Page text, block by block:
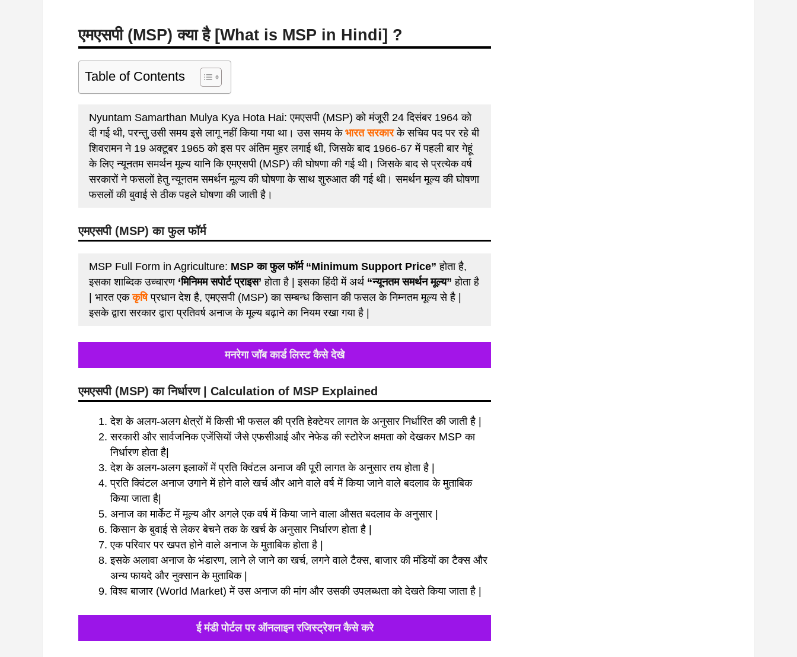
एमएसपी (MSP) क्या है [What is MSP in Hindi] ?
Table of Contents
Nyuntam Samarthan Mulya Kya Hota Hai: एमएसपी (MSP) को मंजूरी 24 दिसंबर 1964 को
दी गई थी, परन्तु उसी समय इसे लागू नहीं किया गया था। उस समय के भारत सरकारके सचिव पद पर रहे बी
शिवरामन ने 19 अक्टूबर 1965 को इस पर अंतिम मुहर लगाई थी, जिसके बाद 1966-67 में पहली बार गेहूं
के लिए न्यूनतम समर्थन मूल्य यानि कि एमएसपी (MSP) की घोषणा की गई थी। जिसके बाद से प्रत्येक वर्ष
सरकारों ने फसलों हेतु न्यूनतम समर्थन मूल्य की घोषणा के साथ शुरुआत की गई थी। समर्थन मूल्य की घोषणा
फसलों की बुवाई से ठीक पहले घोषणा की जाती है।
एमएसपी (MSP)का फुल फॉर्म
MSP Full Form in Agriculture: MSP का फुल फॉर्म “Minimum Support Price” होता है,
इसका शाब्दिक उच्चारण ‘मिनिमम सपोर्ट प्राइस’होता है | इसका हिंदी में अर्थ “न्यूनतम समर्थन मूल्य”होता है
| भारत एककृषिप्रधान देश है, एमएसपी (MSP) का सम्बन्ध किसान की फसल के निम्नतम मूल्य से है |
इसके द्वारा सरकार द्वारा प्रतिवर्ष अनाज के मूल्य बढ़ाने का नियम रखा गया है |
मनरेगा जॉब कार्ड लिस्ट कैसे देखे
एमएसपी (MSP) का निर्धारण | Calculation of MSP Explained
देश के अलग-अलग क्षेत्रों में किसी भी फसल की प्रति हेक्टेयर लागत के अनुसार निर्धारित की जाती है |
सरकारी और सार्वजनिक एजेंसियों जैसे एफसीआई और नेफेड की स्टोरेज क्षमता को देखकर MSP का
निर्धारण होता है|
देश के अलग-अलग इलाकों में प्रति क्विंटल अनाज की पूरी लागत के अनुसार तय होता है |
प्रति क्विंटल अनाज उगाने में होने वाले खर्च और आने वाले वर्ष में किया जाने वाले बदलाव के मुताबिक
किया जाता है|
अनाज का मार्केट में मूल्य और अगले एक वर्ष में किया जाने वाला औसत बदलाव के अनुसार |
किसान के बुवाई से लेकर बेचने तक के खर्च के अनुसार निर्धारण होता है |
एक परिवार पर खपत होने वाले अनाज के मुताबिक होता है |
इसके अलावा अनाज के भंडारण, लाने ले जाने का खर्च, लगने वाले टैक्स, बाजार की मंडियों का टैक्स और
अन्य फायदे और नुक्सान के मुताबिक |
विश्व बाजार (World Market) में उस अनाज की मांग और उसकी उपलब्धता को देखते किया जाता है |
ई मंडी पोर्टल पर ऑनलाइन रजिस्ट्रेशन कैसे करे